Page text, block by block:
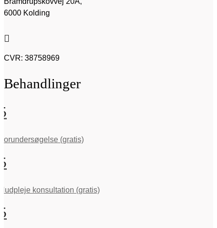
6000 Kolding

CVR: 38758969
Behandlinger
(gratis)
konsultation (gratis)